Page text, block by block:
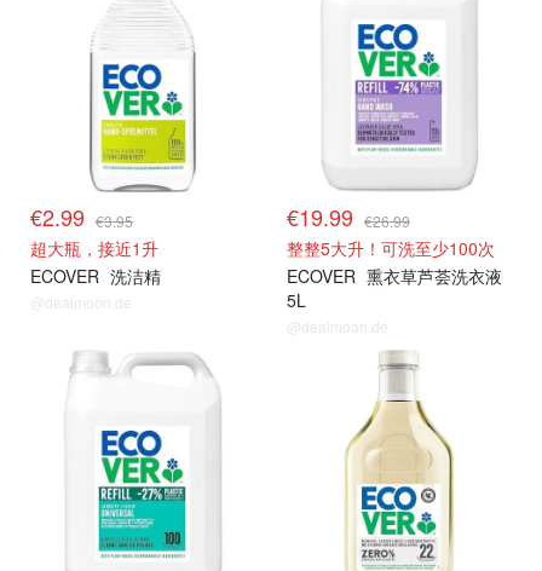
€2.99 €3.95
超大瓶，接近1升
ECOVER 洗洁精
@dealmoon.de
€19.99 €26.99
整整5大升！可洗至少100次
ECOVER 熏衣草芦荟洗衣液
5L
@dealmoon.de